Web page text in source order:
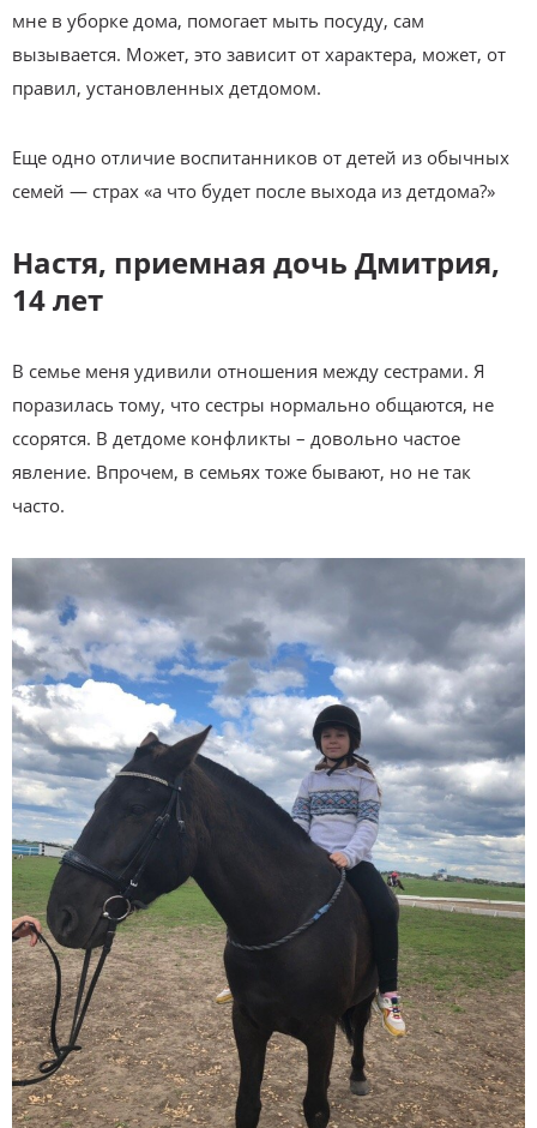
мне в уборке дома, помогает мыть посуду, сам
вызывается. Может, это зависит от характера, может, от
правил, установленных детдомом.
Еще одно отличие воспитанников от детей из обычных
семей — страх «а что будет после выхода из детдома?»
Настя, приемная дочь Дмитрия,
14 лет
В семье меня удивили отношения между сестрами. Я
поразилась тому, что сестры нормально общаются, не
ссорятся. В детдоме конфликты – довольно частое
явление. Впрочем, в семьях тоже бывают, но не так
часто.